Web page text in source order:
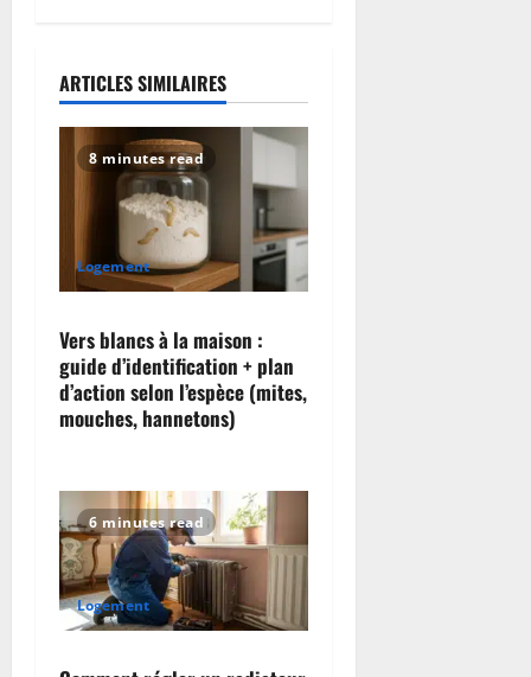
v
i
i
o
n
ARTICLES SIMILAIRES
8 minutes read
Logement
Vers blancs à la maison :
guide d’identification + plan
d’action selon l’espèce (mites,
mouches, hannetons)
6 minutes read
Logement